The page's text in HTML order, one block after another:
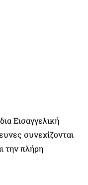
Εισαγγελική
συνεχίζονται
την πλήρη